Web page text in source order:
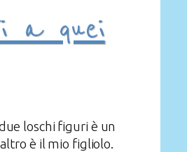
a quei
loschi figuri è un
è il mio figliolo.